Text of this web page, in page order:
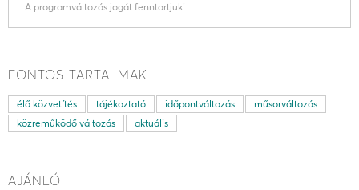
A programváltozás jogát fenntartjuk!
FONTOS TARTALMAK
élő közvetítés tájékoztató időpontváltozás
műsorváltozás
közreműködő változás
aktuális
AJÁNLÓ